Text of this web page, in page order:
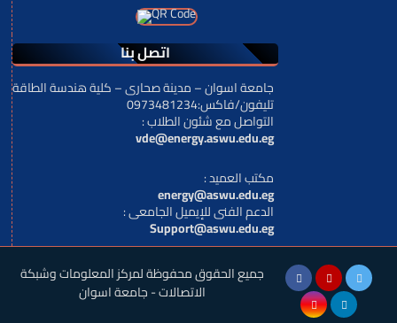
اتصل بنا
جامعة اسوان – مدينة صحارى – كلية هندسة الطاقة
تليفون/فاكس:0973481234
: التواصل مع شئون الطلاب
vde@energy.aswu.edu.eg
: مكتب العميد
energy@aswu.edu.eg
: الدعم الفنى للإيميل الجامعى
Support@aswu.edu.eg
جميع الحقوق محفوظة لمركز المعلومات وشبكة
الاتصالات - جامعة اسوان